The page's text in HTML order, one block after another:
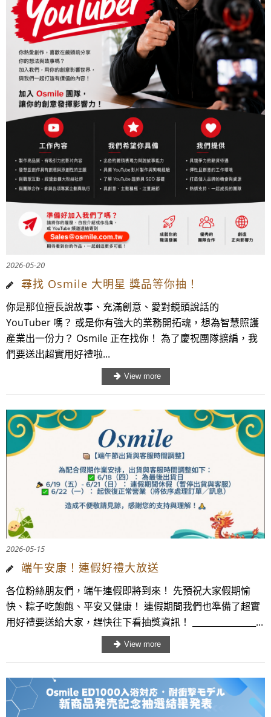
2026-05-20
尋找 Osmile 大明星 獎品等你抽！
你是那位擅長說故事、充滿創意、愛對鏡頭說話的
YouTuber 嗎？ 或是你有強大的業務開拓魂，想為智慧照護
產業出一份力？ Osmile 正在找你！ 為了慶祝團隊擴編，我
們要送出超實用好禮啦...
2026-05-15
端午安康！連假好禮大放送
各位粉絲朋友們，端午連假即將到來！ 先預祝大家假期愉
快、粽子吃飽飽、平安又健康！ 連假期間我們也準備了超實
用好禮要送給大家，趕快往下看抽獎資訊！ _______________...